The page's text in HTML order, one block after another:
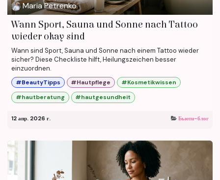
Maria Petrenko
Wann Sport, Sauna und Sonne nach Tattoo
wieder okay sind
Wann sind Sport, Sauna und Sonne nach einem Tattoo wieder
sicher? Diese Checkliste hilft, Heilungszeichen besser
einzuordnen.
#BeautyTipps #Hautpflege
#Kosmetikwissen
#hautberatung
#hautgesundheit
12 апр. 2026 г. Бьюти-блог